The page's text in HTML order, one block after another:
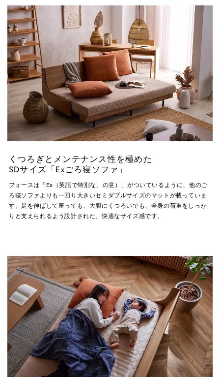
くつろぎとメンテナンス性を極めた
SDサイズ「Exごろ寝ソファ」
フォースは「Ex（英語で特別な、の意）」がついているように、他のご
ろ寝ソファよりも一回り大きいセミダブルサイズのマットが載っていま
す。足を伸ばして座っても、大胆にくつろいでも、全身の荷重をしっか
りと支えられるよう設計された、快適なサイズ感です。